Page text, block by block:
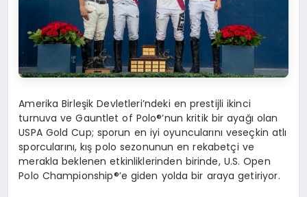
Amerika Birleşik Devletleri’ndeki en prestijli ikinci
turnuva veGauntlet of Polo®’nun kritik bir ayağı olan
USPA Gold Cup; sporun en iyi oyuncularını veseçkin atlı
sporcularını, kış polo sezonunun en rekabetçi ve
merakla beklenen etkinliklerinden birinde, U.S. Open
Polo Championship®’e giden yolda bir araya getiriyor.